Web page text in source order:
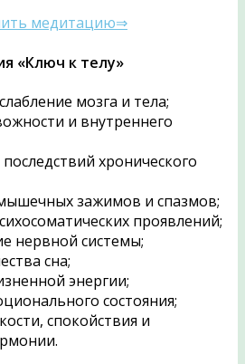
медитацию⇒
«Ключ к телу»
мозга и тела;
и внутреннего
хронического
зажимов и спазмов;
проявлений;
нервной системы;
сна;
энергии;
состояния;
спокойствия и